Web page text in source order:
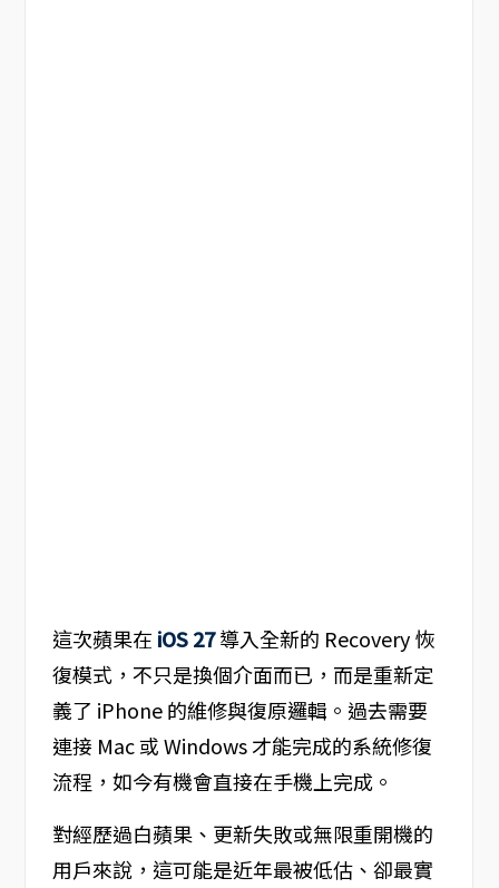
這次蘋果在 iOS 27導入全新的 Recovery 恢
復模式，不只是換個介面而已，而是重新定
義了 iPhone 的維修與復原邏輯。過去需要
連接 Mac 或 Windows 才能完成的系統修復
流程，如今有機會直接在手機上完成。
對經歷過白蘋果、更新失敗或無限重開機的
用戶來說，這可能是近年最被低估、卻最實